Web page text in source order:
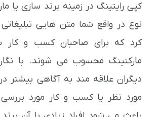
کپی رایتینگ در زمینه برند سازی یا
نوع در واقع شما متن هایی
کرد که برای صاحبان کسب و کار
مارکتینگ محسوب می شوند. با
دیگران علاقه مند به آگاهی بیشتر
مورد نظر یا کسب و کار مورد